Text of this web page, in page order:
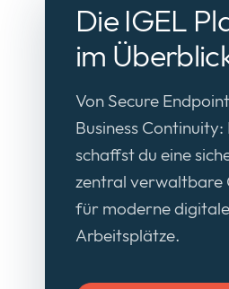
Die IGEL
im
Von Secure
Business
schaffst du eine
zentral verwaltbare
für moderne digitale
Arbeitsplätze.